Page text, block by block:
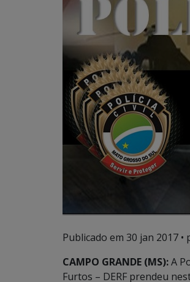
Publicado em 30 jan 2017 •
CAMPO GRANDE (MS):A
Furtos – DERF prendeu